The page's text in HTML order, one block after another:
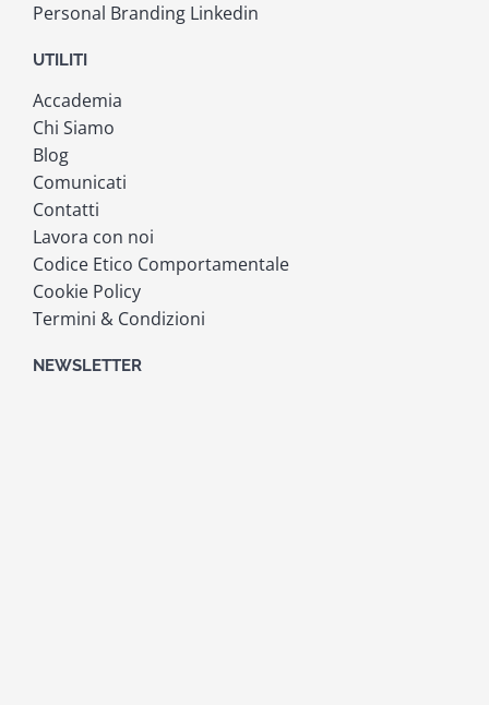
Personal Branding Linkedin
UTILITI
Accademia
Chi Siamo
Blog
Comunicati
Contatti
Lavora con noi
Codice Etico Comportamentale
Cookie Policy
Termini & Condizioni
NEWSLETTER